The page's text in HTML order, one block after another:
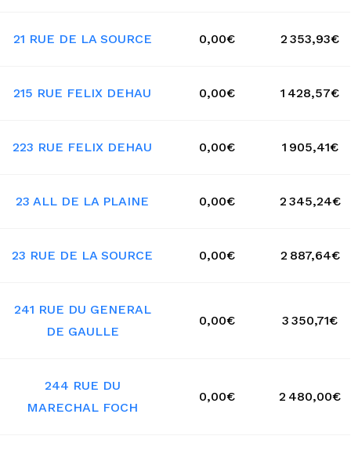
21 RUE DE LA SOURCE 0,00€ 2 353,93€
215 RUE FELIX DEHAU 0,00€ 1 428,57€
223 RUE FELIX DEHAU 0,00€ 1 905,41€
23 ALL DE LA PLAINE 0,00€ 2 345,24€
23 RUE DE LA SOURCE 0,00€ 2 887,64€
241 RUE DU GENERAL
DE GAULLE
0,00€ 3 350,71€
244 RUE DU
MARECHAL FOCH
0,00€ 2 480,00€